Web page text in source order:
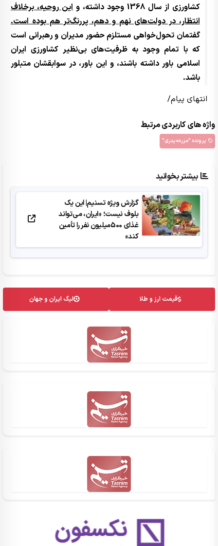
کشاورزی از سال 1368 وجود داشته، و
این روحیه، برخلاف
انتظار، در دولت‌های نهم و دهم، پررنگ‌تر هم بوده است.
گفتمان تحول‌خواهی مستلزم حضور مدیران و رهبرانی است
که با تمام وجود به ظرفیت‌های بی‌نظیر کشاورزی ایران
اسلامی باور داشته باشند، و این باور، در سوابقشان متبلور
باشد.
انتهای پیام/
واژه های کاربردی مرتبط
پرونده "مزرعه پدری"
بیشتر بخوانید
گزارش ویژه تسنیم| این یک
بلوف نیست؛ «ایران، می‌تواند
غذای 500میلیون نفر را تأمین
کند»
قیمت ارز و طلا لیگ ایران و جهان